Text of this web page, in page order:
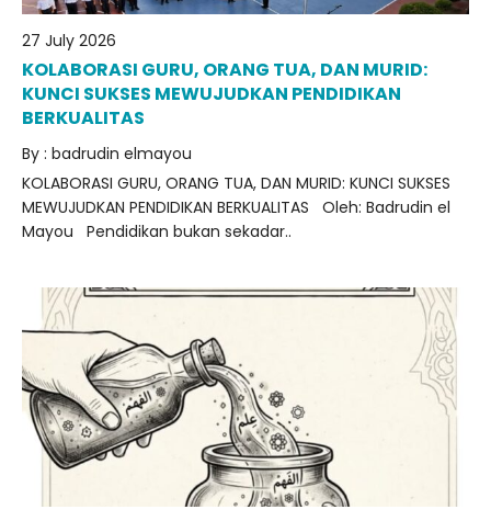
27 July 2026
KOLABORASI GURU, ORANG TUA, DAN MURID:
KUNCI SUKSES MEWUJUDKAN PENDIDIKAN
BERKUALITAS
By : badrudin elmayou
KOLABORASI GURU, ORANG TUA, DAN MURID: KUNCI SUKSES
MEWUJUDKAN PENDIDIKAN BERKUALITAS Oleh: Badrudin el
Mayou Pendidikan bukan sekadar..